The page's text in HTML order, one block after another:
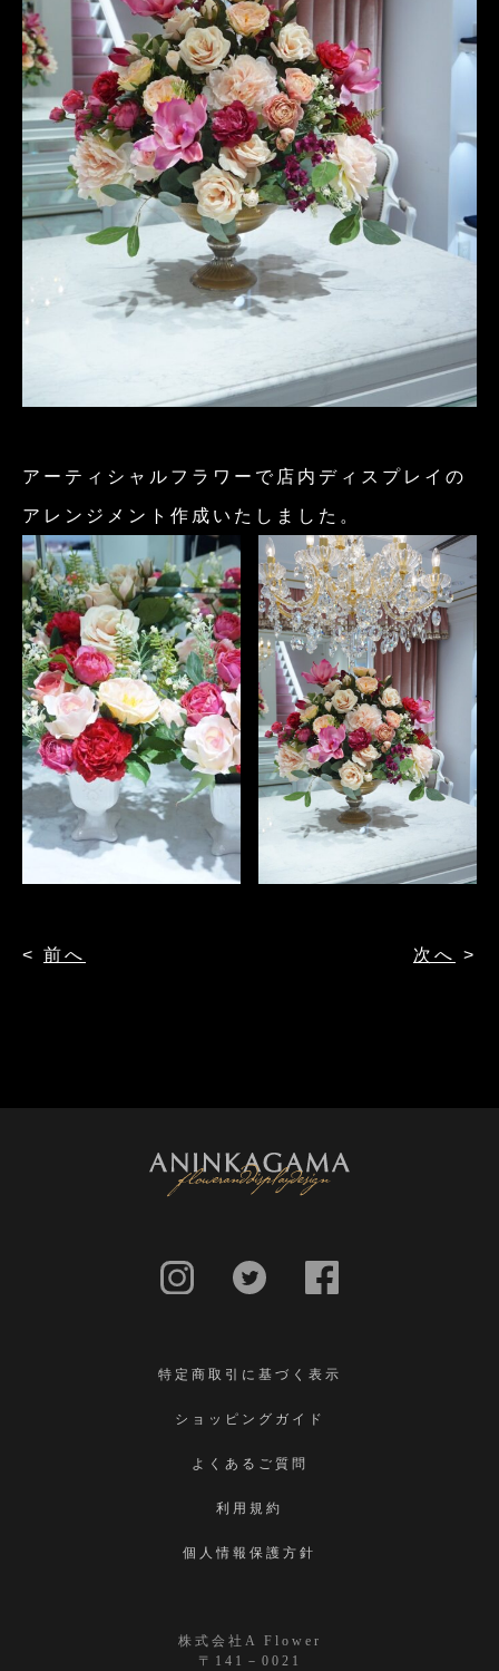
アーティシャルフラワーで店内ディスプレイの
アレンジメント作成いたしました。
< 前へ 次へ >
特定商取引に基づく表示
ショッピングガイド
よくあるご質問
利用規約
個人情報保護方針
株式会社A Flower
〒141－0021